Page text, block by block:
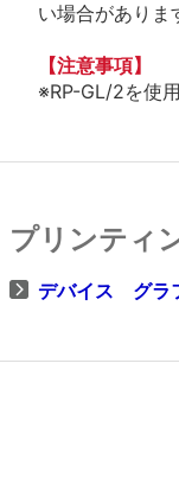
い場合がありま
【注意事項】
※RP-GL/2を使
プリンティ
デバイス グラ